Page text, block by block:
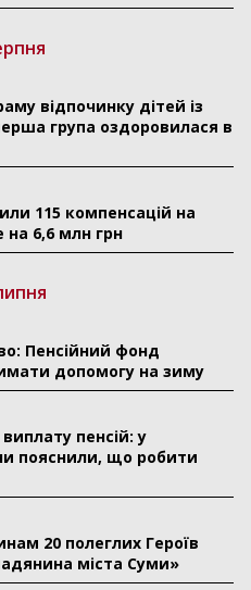
відпочинку дітей із
група оздоровилася в
115 компенсацій на
6,6 млн грн
Пенсійний фонд
допомогу на зиму
пенсій: у
пояснили, що робити
20 полеглих Героїв
міста Суми»